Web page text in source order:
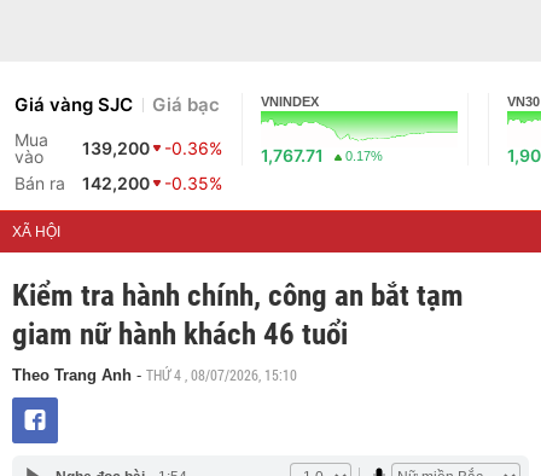
Giá vàng SJC Giá bạc
Mua
vào
139,200
-0.36%
Bán ra
142,200 -0.35%
VNINDEX
1,767.71 0.17%
VN30
XÃ HỘI
Kiểm tra hành chính, công an bắt tạm
giam nữ hành khách 46 tuổi
Theo Trang Anh - THỨ 4 , 08/07/2026, 15:10